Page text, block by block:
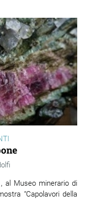
al Museo minerario di
“Capolavori della